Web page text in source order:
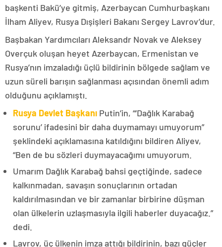
başkenti Bakü’ye gitmiş, Azerbaycan Cumhurbaşkanı
İlham Aliyev, Rusya Dışişleri Bakanı Sergey Lavrov’dur.
Başbakan Yardımcıları Aleksandr Novak ve Aleksey
Overçuk oluşan heyet Azerbaycan, Ermenistan ve
Rusya’nın imzaladığı üçlü bildirinin bölgede sağlam ve
uzun süreli barışın sağlanması açısından önemli adım
olduğunu açıklamıştı.
Rusya Devlet Başkanı Putin’in, “‘Dağlık Karabağ
sorunu’ ifadesini bir daha duymamayı umuyorum”
şeklindeki açıklamasına katıldığını bildiren Aliyev,
“Ben de bu sözleri duymayacağımı umuyorum.
Umarım Dağlık Karabağ bahsi geçtiğinde, sadece
kalkınmadan, savaşın sonuçlarının ortadan
kaldırılmasından ve bir zamanlar birbirine düşman
olan ülkelerin uzlaşmasıyla ilgili haberler duyacağız.”
dedi.
Lavrov, üç ülkenin imza attığı bildirinin, bazı güçler